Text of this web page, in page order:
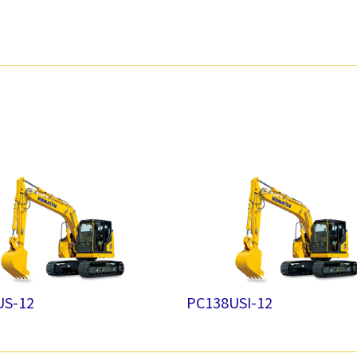
12 PC138USI-12